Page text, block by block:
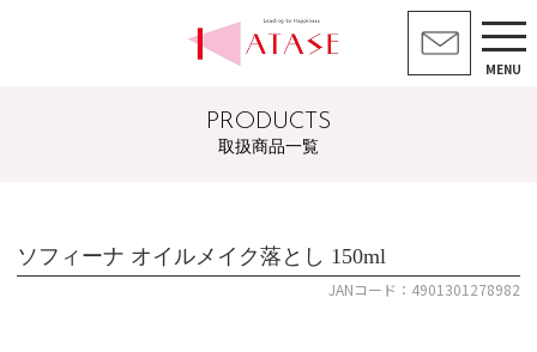
MENU
PRODUCTS
取扱商品一覧
ソフィーナ オイルメイク落とし 150ml
JANコード：4901301278982